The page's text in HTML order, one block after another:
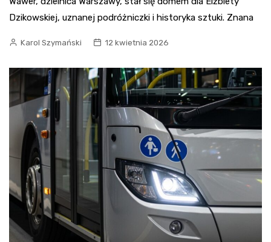
Dzikowskiej, uznanej podróżniczki i historyka sztuki. Znana
Karol Szymański 12 kwietnia 2026